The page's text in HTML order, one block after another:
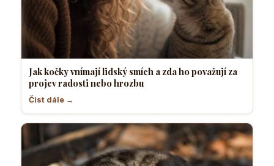
Jak kočky vnímají lidský smích a zda ho považují za
projev radosti nebo hrozbu
Číst dále →